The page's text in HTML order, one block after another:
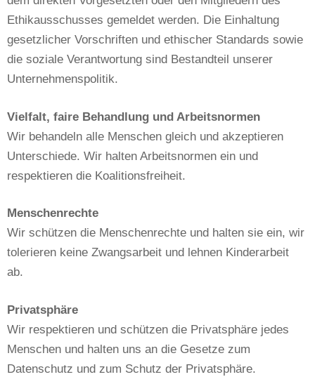
Ethikausschusses gemeldet werden. Die Einhaltung
gesetzlicher Vorschriften und ethischer Standards sowie
die soziale Verantwortung sind Bestandteil unserer
Unternehmenspolitik.
Vielfalt, faire Behandlung und Arbeitsnormen
Wir behandeln alle Menschen gleich und akzeptieren
Unterschiede. Wir halten Arbeitsnormen ein und
respektieren die Koalitionsfreiheit.
Menschenrechte
Wir schützen die Menschenrechte und halten sie ein, wir
tolerieren keine Zwangsarbeit und lehnen Kinderarbeit
ab.
Privatsphäre
Wir respektieren und schützen die Privatsphäre jedes
Menschen und halten uns an die Gesetze zum
Datenschutz und zum Schutz der Privatsphäre.